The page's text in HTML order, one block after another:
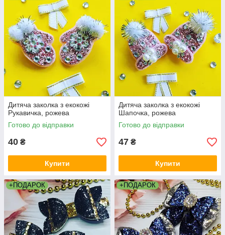
Дитяча заколка з екокожі
Рукавичка, рожева
Готово до відправки
40 ₴
Купити
Дитяча заколка з екокожі
Шапочка, рожева
Готово до відправки
47 ₴
Купити
+ПОДАРОК +ПОДАРОК